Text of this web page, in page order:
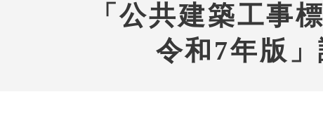
「公共建築工事
令和7年版